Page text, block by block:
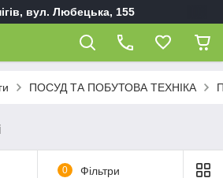
вул. Любецька, 155
ПОСУД ТА ПОБУТОВА ТЕХНІКА
0 Фільтри